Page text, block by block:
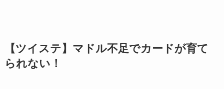
【ツイステ】マドル不足でカードが育て
られない！